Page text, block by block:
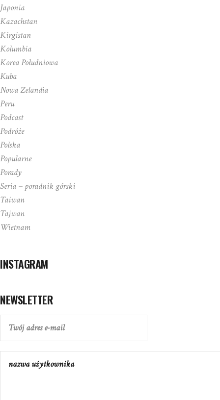
Japonia
Kazachstan
Kirgistan
Kolumbia
Korea Południowa
Kuba
Nowa Zelandia
Peru
Podcast
Podróże
Polska
Popularne
Porady
Seria – poradnik górski
Taiwan
Tajwan
Wietnam
INSTAGRAM
NEWSLETTER